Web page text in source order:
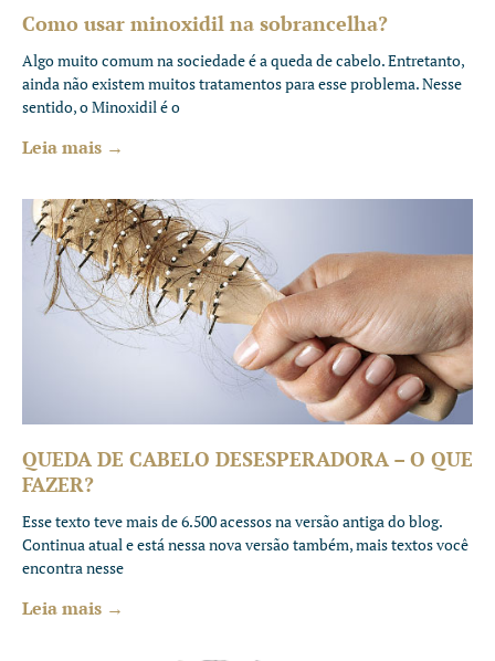
Como usar minoxidil na sobrancelha?
Algo muito comum na sociedade é a queda de cabelo. Entretanto,
ainda não existem muitos tratamentos para esse problema. Nesse
sentido, o Minoxidil é o
Leia mais →
QUEDA DE CABELO DESESPERADORA – O QUE
FAZER?
Esse texto teve mais de 6.500 acessos na versão antiga do blog.
Continua atual e está nessa nova versão também, mais textos você
encontra nesse
Leia mais →